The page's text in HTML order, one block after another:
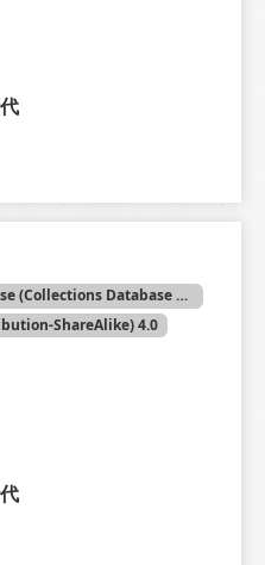
Rekihaku Collection Database (Collections Database of the National Museum of Japanese History)
ShareAlike) 4.0